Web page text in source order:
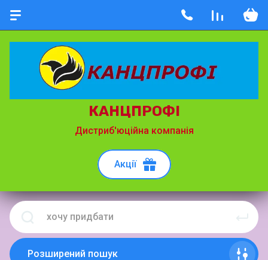
КАНЦПРОФІ
Дистриб'юційна компанія
Акції
Розширений пошук